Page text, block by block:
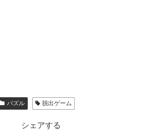
パズル 脱出ゲーム
シェアする